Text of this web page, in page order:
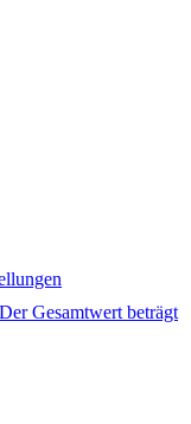
Gesamtwert beträgt